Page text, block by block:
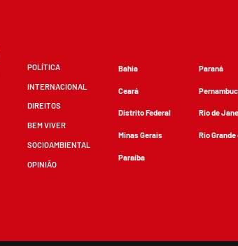
POLÍTICA
INTERNACIONAL
DIREITOS
BEM VIVER
SOCIOAMBIENTAL
OPINIÃO
Bahia
Ceará
Distrito Federal
Minas Gerais
Paraíba
Paraná
Rio de
Rio Grande